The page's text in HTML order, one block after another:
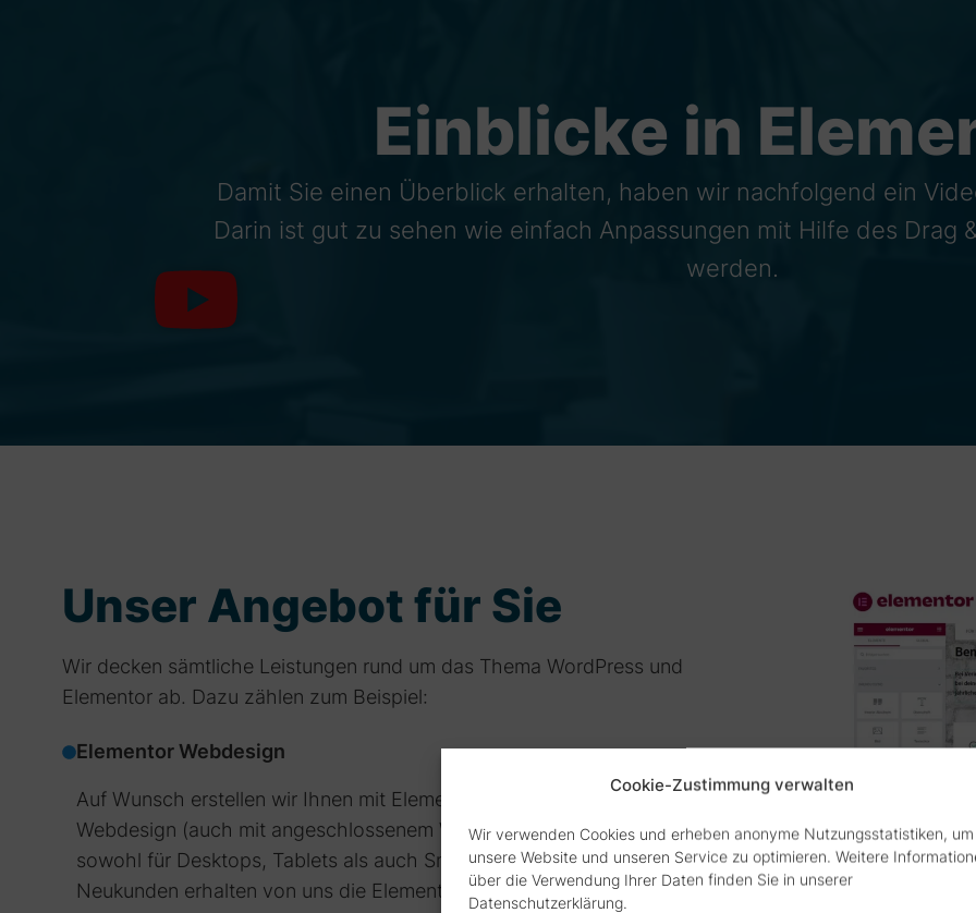
Cookie-Zustimmung verwalten
Wir verwenden Cookies und erheben anonyme Nutzungsstatistiken, um
unsere Website und unseren Service zu optimieren. Weitere
über die Verwendung Ihrer Daten finden Sie in unserer
Datenschutzerklärung.
Einblicke in
Damit Sie einen Überblick erhalten, haben wir nachfolgend ein
Darin ist gut zu sehen wie einfach Anpassungen mit Hilfe des Drag
werden.
Unser Angebot für Sie
Wir decken sämtliche Leistungen rund um das Thema WordPress und
Elementor ab. Dazu zählen zum Beispiel:
Elementor Webdesign
Auf Wunsch erstellen wir Ihnen mit Elementor ein responsives
Webdesign (auch mit angeschlossenem WooCommerce Shop), das
sowohl für Desktops, Tablets als auch Smartphones optimiert ist.
Neukunden erhalten von uns die Elementor Pro-Lizenz für ein Jahr